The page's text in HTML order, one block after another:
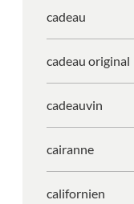
cadeau
cadeau original
cadeauvin
cairanne
californien